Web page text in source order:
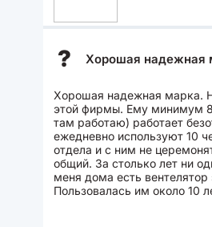
? Хорошая надежная
Хорошая надежная марка.
этой фирмы. Ему минимум 8
там работаю) работает
ежедневно используют 10
отдела и с ним не
общий. За столько лет ни
меня дома есть
Пользовалась им около 10